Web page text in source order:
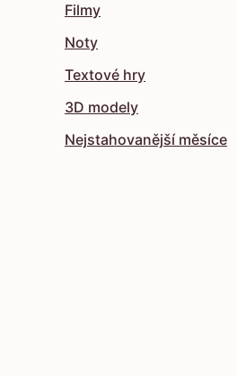
Filmy
Noty
Textové hry
3D modely
Nejstahovanější měsíce